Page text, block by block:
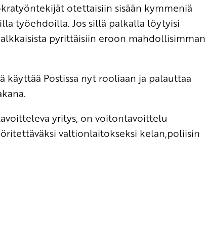
otettaisiin sisään kymmeniä
työehdoilla. Jos sillä palkalla löytyisi
pyrittäisiin eroon mahdollisimman
Postissa nyt rooliaan ja palauttaa
yritys, on voitontavoittelu
valtionlaitokseksi kelan,poliisin